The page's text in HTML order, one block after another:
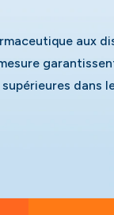
aux
dans